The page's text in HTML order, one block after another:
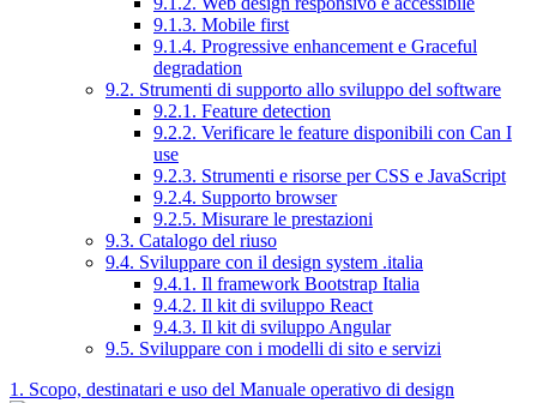
9.1.3. Mobile first
9.1.4. Progressive enhancement e Graceful
degradation
9.2. Strumenti di supporto allo sviluppo del software
9.2.1. Feature detection
9.2.2. Verificare le feature disponibili con Can I
use
9.2.3. Strumenti e risorse per CSS e JavaScript
9.2.4. Supporto browser
9.2.5. Misurare le prestazioni
9.3. Catalogo del riuso
9.4. Sviluppare con il design system .italia
9.4.1. Il framework Bootstrap Italia
9.4.2. Il kit di sviluppo React
9.4.3. Il kit di sviluppo Angular
9.5. Sviluppare con i modelli di sito e servizi
1. Scopo, destinatari e uso del Manuale operativo di design